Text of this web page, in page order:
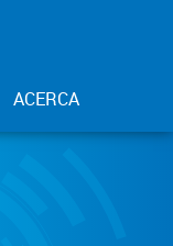
ACERCA